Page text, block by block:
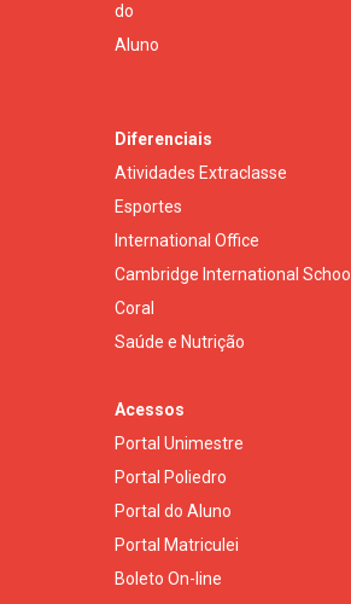
do
Aluno
Diferenciais
Atividades Extraclasse
Esportes
International Office
Cambridge International School
Coral
Saúde e Nutrição
Acessos
Portal Unimestre
Portal Poliedro
Portal do Aluno
Portal Matriculei
Boleto On-line